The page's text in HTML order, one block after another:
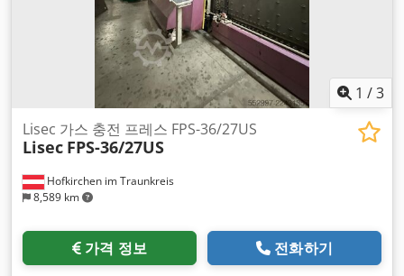
1 /3
Hofkirchen im Traunkreis
8,589 km
Lisec 가스 충전 프레스 FPS-36/27US
Lisec FPS-36/27US
가격 정보 전화하기